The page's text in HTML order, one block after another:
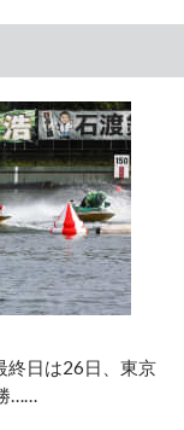
終日は26日、東京
……